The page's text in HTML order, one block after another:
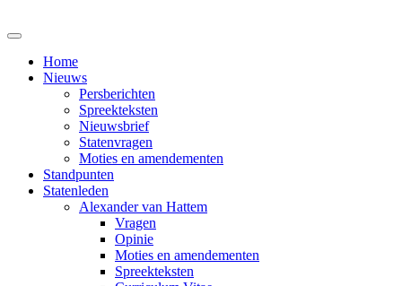
Home
Nieuws
Persberichten
Spreekteksten
Nieuwsbrief
Statenvragen
Moties en amendementen
Standpunten
Statenleden
Alexander van Hattem
Vragen
Opinie
Moties en amendementen
Spreekteksten